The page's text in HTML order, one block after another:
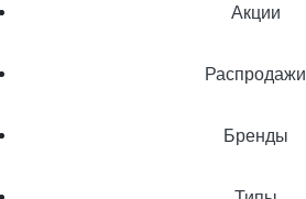
Акции
Распродажи
Бренды